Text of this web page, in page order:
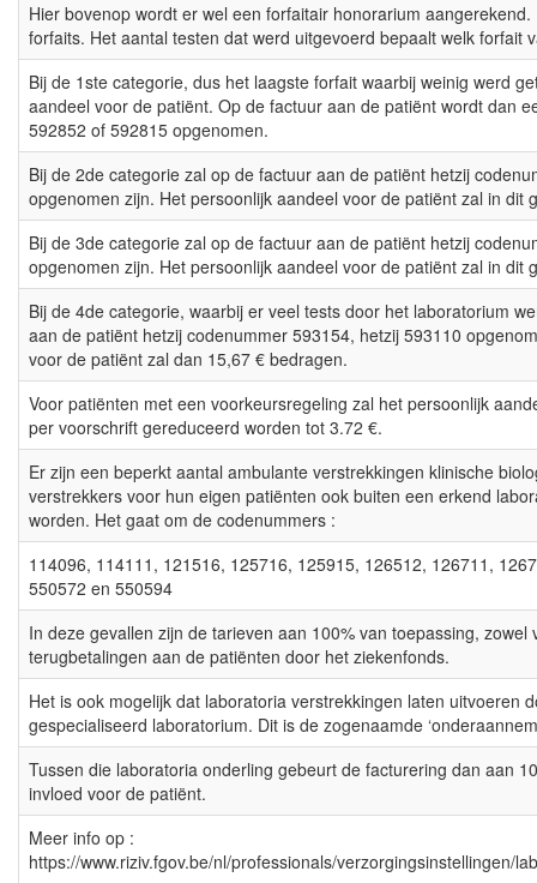
Hier bovenop wordt er wel een forfaitair honorarium
forfaits. Het aantal testen dat werd uitgevoerd bepaalt welk forfait
Bij de 1ste categorie, dus het laagste forfait waarbij weinig werd
aandeel voor de patiënt. Op de factuur aan de patiënt wordt dan
592852 of 592815 opgenomen.
Bij de 2de categorie zal op de factuur aan de patiënt hetzij
opgenomen zijn. Het persoonlijk aandeel voor de patiënt zal in dit
Bij de 3de categorie zal op de factuur aan de patiënt hetzij
opgenomen zijn. Het persoonlijk aandeel voor de patiënt zal in dit
Bij de 4de categorie, waarbij er veel tests door het laboratorium
aan de patiënt hetzij codenummer 593154, hetzij 593110
voor de patiënt zal dan 15,67 € bedragen.
Voor patiënten met een voorkeursregeling zal het persoonlijk
per voorschrift gereduceerd worden tot 3.72 €.
Er zijn een beperkt aantal ambulante verstrekkingen klinische
verstrekkers voor hun eigen patiënten ook buiten een erkend
worden. Het gaat om de codenummers :
114096, 114111, 121516, 125716, 125915, 126512, 126711,
550572 en 550594
In deze gevallen zijn de tarieven aan 100% van toepassing,
terugbetalingen aan de patiënten door het ziekenfonds.
Het is ook mogelijk dat laboratoria verstrekkingen laten uitvoeren
gespecialiseerd laboratorium. Dit is de zogenaamde
Tussen die laboratoria onderling gebeurt de facturering dan aan
invloed voor de patiënt.
Meer info op :
https://www.riziv.fgov.be/nl/professionals/verzorgingsinstellingen/